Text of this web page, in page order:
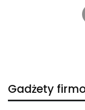
Gadżety